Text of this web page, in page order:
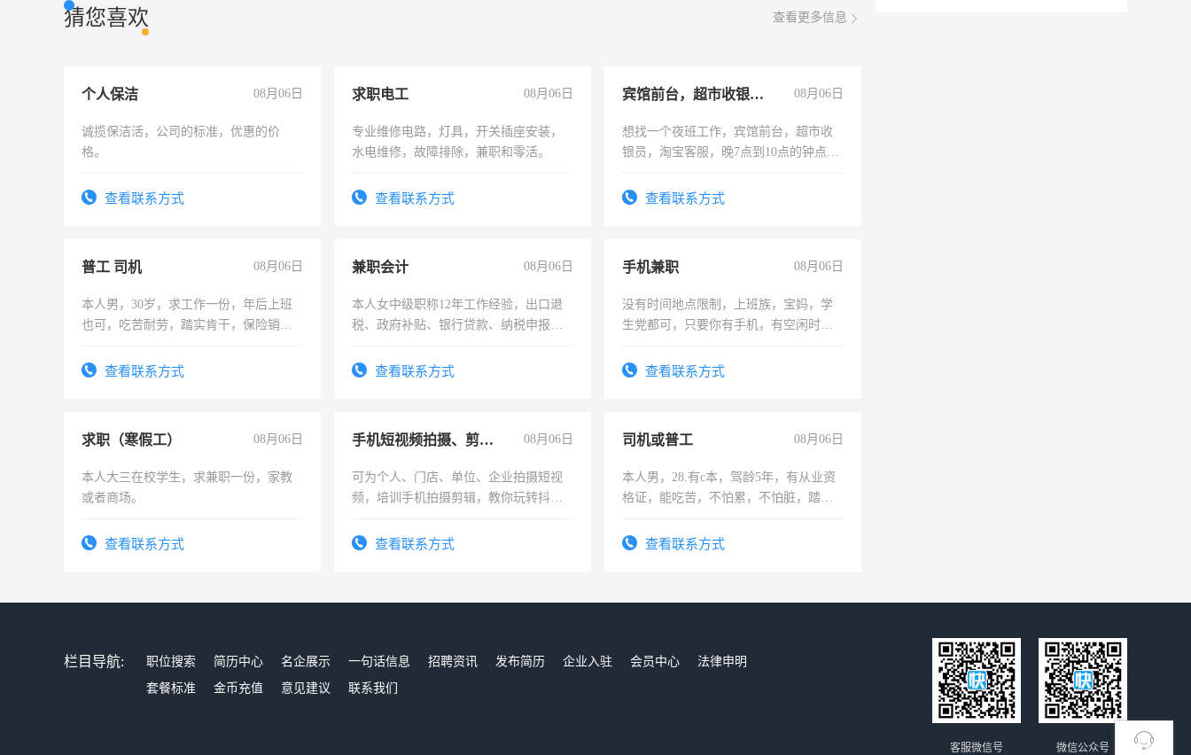
猜您喜欢 查看更多信息
个人保洁 08月06日
诚揽保洁活，公司的标准，优惠的价
格。
查看联系方式
求职电工 08月06日
专业维修电路，灯具，开关插座安装，
水电维修，故障排除，兼职和零活。
查看联系方式
宾馆前台，超市收银员，淘宝客服 08月06日
想找一个夜班工作，宾馆前台，超市收
银员，淘宝客服，晚7点到10点的钟点
号同微信查看联系方式
普工 司机 08月06日
本人男，30岁，求工作一份，年后上班
也可，吃苦耐劳，踏实肯干，保险销售
查看联系方式
兼职会计 08月06日
本人女中级职称12年工作经验，出口退
税、政府补贴、银行贷款、纳税申报、
务，财务咨询等业务。欲求兼职会计工
查看联系方式
手机兼职 08月06日
没有时间地点限制，上班族，宝妈，学
生党都可，只要你有手机，有空闲时
勤快的四五十，每天挣零花钱没问题！
查看联系方式
求职（寒假工） 08月06日
本人大三在校学生，求兼职一份，家教
或者商场。
查看联系方式
手机短视频拍摄、剪辑、抖音快手 08月06日
可为个人、门店、单位、企业拍摄短视
频，培训手机拍摄剪辑，教你玩转抖音
频，培训手机拍摄剪辑，教你玩转抖
查看联系方式
司机或普工 08月06日
本人男，28.有c本，驾龄5年，有从业资
格证，能吃苦，不怕累，不怕脏，踏
查看联系方式
栏目导航: 职位搜索 简历中心 名企展示 一句话信息 招聘资讯 发布简历 企业入驻 会员中心
法律申明
套餐标准
金币充值 意见建议 联系我们
微信公众号
客服微信号